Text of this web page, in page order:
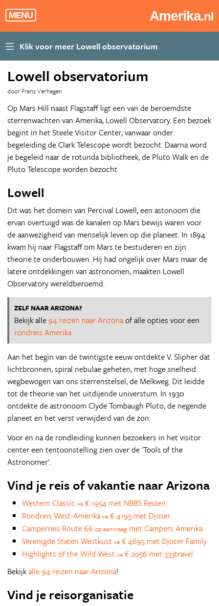
MENU Amerika.nl
Lowell observatorium
door Frans Verhagen
Op Mars Hill naast Flagstaff ligt een van de beroemdste
sterrenwachten van Amerika, Lowell Observatory. Een bezoek
begint in het Steele Visitor Center, vanwaar onder
begeleiding de Clark Telescope wordt bezocht. Daarna word
je begeleid naar de rotunda bibliotheek, de Pluto Walk en de
Pluto Telescope worden bezocht.
Lowell
Dit was het domein van Percival Lowell, een astonoom die
ervan overtuigd was de kanalen op Mars bewijs waren voor
de aanwezigheid van menselijk leven op die planeet. In 1894
kwam hij naar Flagstaff om Mars te bestuderen en zijn
theorie te onderbouwen. Hij had ongelijk over Mars maar de
latere ontdekkingen van astronomen, maakten Lowell
Observatory wereldberoemd.
ZELF NAAR ARIZONA?
Bekijk alle94 reizen naar Arizonaof alle opties voor een
rondreis Amerika
Aan het begin van de twintigste eeuw ontdekte V. Slipher dat
lichtbronnen, spiral nebulae geheten, met hoge snelheid
wegbewogen van ons sterrenstelsel, de Melkweg. Dit leidde
tot de theorie van het uitdijende universtum. In 1930
ontdekte de astronoom Clyde Tombaugh Pluto, de negende
planeet en het verst verwijderd van de zon.
Voor en na de rondleiding kunnen bezoekers in het visitor
center een tentoonstelling zien over de 'Tools of the
Astronomer'.
Vind je reis of vakantie naar Arizona
Western Classic va € 1954 met NBBS Reizen
Rondreis West-Amerika va € 4195 met Djoser
Camperreis Route 66 op aanvraag met Campers Amerika
Verenigde Staten Westkust va € 4695 met Djoser Family
Highlights of the Wild West va € 2056 met 333travel
Bekijkalle 94 reizen naar Arizona!
Vind je reisorganisatie